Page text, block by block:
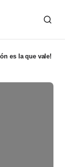
es la que vale!